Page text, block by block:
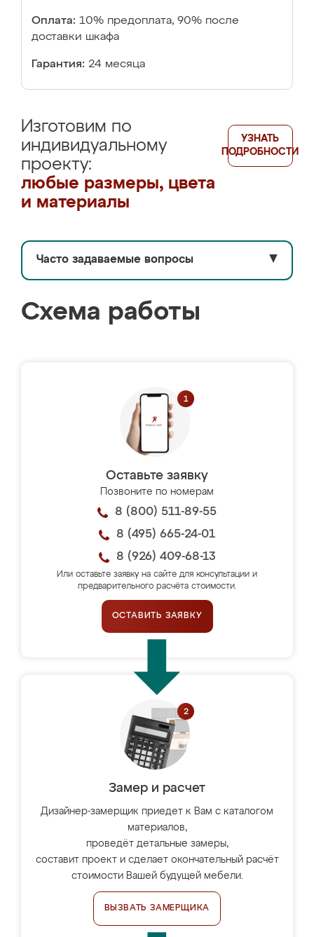
Оплата: 10% предоплата, 90% после
доставки шкафа
Гарантия: 24 месяца
Изготовим по
индивидуальному
проекту:
любые размеры, цвета
и материалы
УЗНАТЬ
ПОДРОБНОСТИ
Часто задаваемые вопросы ▼
Схема работы
Оставьте заявку
Позвоните по номерам
8 (800) 511-89-55
8 (495) 665-24-01
8 (926) 409-68-13
Или оставьте заявку на сайте для консультации и
предварительного расчёта стоимости.
ОСТАВИТЬ ЗАЯВКУ
Замер и расчет
Дизайнер-замерщик приедет к Вам с каталогом
материалов,
проведёт детальные замеры,
составит проект и сделает окончательный расчёт
стоимости Вашей будущей мебели.
ВЫЗВАТЬ ЗАМЕРЩИКА